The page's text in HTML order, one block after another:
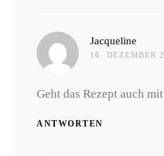
Jacqueline
16. DEZEMBER
Geht das Rezept auch
ANTWORTEN